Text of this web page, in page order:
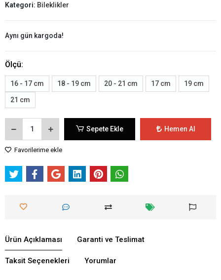
Kategori: Bileklikler
Aynı gün kargoda!
Ölçü:
16 - 17 cm 18 - 19 cm 20 - 21 cm 17 cm 19 cm
21 cm
Sepete Ekle Hemen Al
Favorilerime ekle
Ürün Açıklaması Garanti ve Teslimat
Taksit Seçenekleri Yorumlar